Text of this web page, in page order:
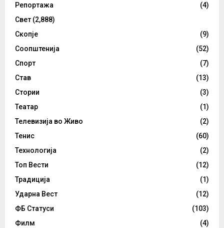
Репортажа
(4)
Свет (2,888)
Скопје
(9)
Соопштенија
(52)
Спорт
(7)
Став
(13)
Стории
(3)
Театар
(1)
Телевизија во Живо
(2)
Тенис
(60)
Технологија
(2)
Топ Вести
(12)
Традиција
(1)
Ударна Вест
(12)
ФБ Статуси
(103)
Филм
(4)